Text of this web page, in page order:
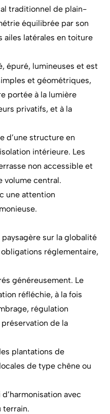
traditionnel de plain-
équilibrée par son
ailes latérales en toiture
épuré, lumineuses et est
et géométriques,
portée à la lumière
privatifs, et à la
d’une structure en
intérieure. Les
non accessible et
volume central.
une attention
sur la globalité
réglementaire,
généreusement. Le
réfléchie, à la fois
régulation
de la
plantations de
de type chêne ou
avec
terrain.